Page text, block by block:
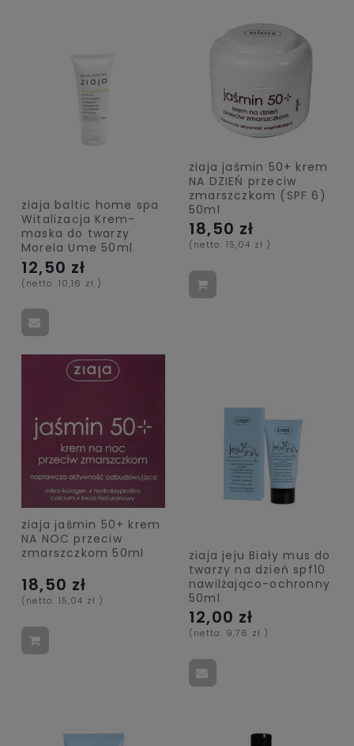
ziaja baltic home spa
Witalizacja Krem-
maska do twarzy
Morela Ume 50ml
12,50 zł
(netto: 10,16 zł )
ziaja jaśmin 50+ krem
NA DZIEŃ przeciw
zmarszczkom (SPF 6)
50ml
18,50 zł
(netto: 15,04 zł )
ziaja jaśmin 50+ krem
NA NOC przeciw
zmarszczkom 50ml
18,50 zł
(netto: 15,04 zł )
ziaja jeju Biały mus do
twarzy na dzień spf10
nawilżająco-ochronny
50ml
12,00 zł
(netto: 9,76 zł )